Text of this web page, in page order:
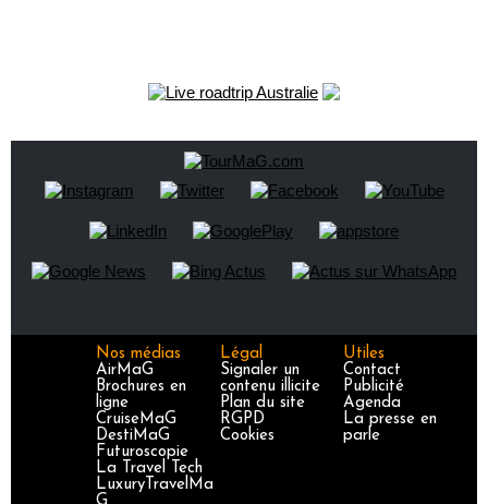
Nos médias
AirMaG
Brochures en
ligne
CruiseMaG
DestiMaG
Futuroscopie
La Travel Tech
LuxuryTravelMa
Légal
Signaler un
contenu illicite
Plan du site
RGPD
Cookies
Utiles
Contact
Publicité
Agenda
La presse en
parle